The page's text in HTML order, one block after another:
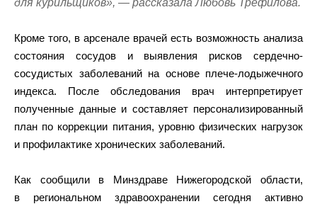
для курильщиков», — рассказала Любовь Трефилова.
Кроме того, в арсенале врачей есть возможность анализа
состояния сосудов и выявления рисков сердечно-
сосудистых заболеваний на основе плече-лодыжечного
индекса. После обследования врач интерпретирует
полученные данные и составляет персонализированный
план по коррекции питания, уровню физических нагрузок
и профилактике хронических заболеваний.
Как сообщили в Минздраве Нижегородской области,
в региональном здравоохранении сегодня активно